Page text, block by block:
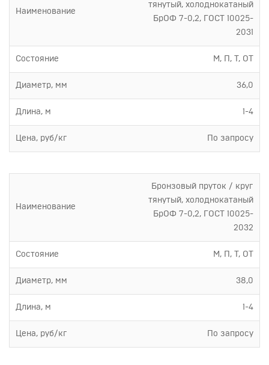
Наименование
тянутый, холоднокатаный
БрОФ 7-0,2, ГОСТ 10025-
2031
Состояние М, П, Т, ОТ
Диаметр, мм 36,0
Длина, м 1-4
Цена, руб/кг По запросу
Наименование
Бронзовый пруток / круг
тянутый, холоднокатаный
БрОФ 7-0,2, ГОСТ 10025-
2032
Состояние М, П, Т, ОТ
Диаметр, мм 38,0
Длина, м 1-4
Цена, руб/кг По запросу